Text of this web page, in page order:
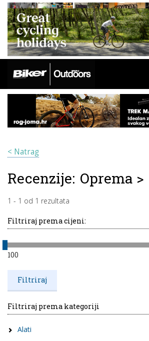
< Natrag
Recenzije: Oprema >
1 - 1 od 1 rezultata
Filtriraj prema cijeni:
100
Filtriraj prema kategoriji
Alati